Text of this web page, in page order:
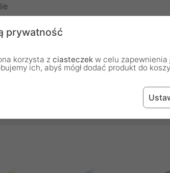
miesiące
prywatność
korzysta z ciasteczek w celu zapewnienia
ich, abyś mógł dodać produkt do